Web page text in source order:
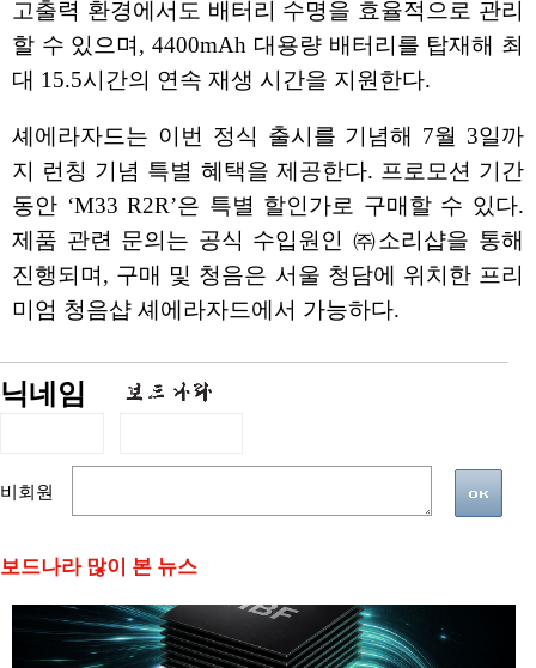
고출력 환경에서도 배터리 수명을 효율적으로 관리
할 수 있으며, 4400mAh 대용량 배터리를 탑재해 최
대 15.5시간의 연속 재생 시간을 지원한다.
셰에라자드는 이번 정식 출시를 기념해 7월 3일까
지 런칭 기념 특별 혜택을 제공한다. 프로모션 기간
동안 ‘M33 R2R’은 특별 할인가로 구매할 수 있다.
제품 관련 문의는 공식 수입원인 ㈜소리샵을 통해
진행되며, 구매 및 청음은 서울 청담에 위치한 프리
미엄 청음샵 셰에라자드에서 가능하다.
닉네임
비회원
보드나라 많이 본 뉴스